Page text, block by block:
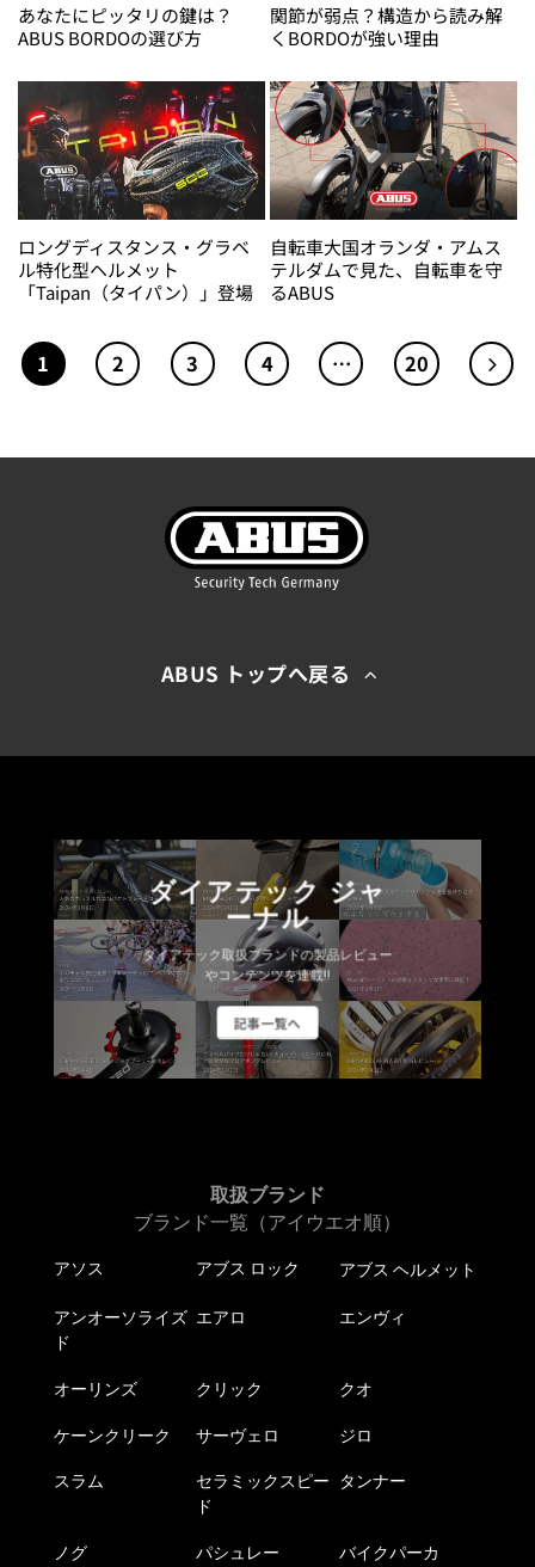
あなたにピッタリの鍵は？
ABUS BORDOの選び方
関節が弱点？構造から読み解
くBORDOが強い理由
ロングディスタンス・グラベ
ル特化型ヘルメット
「Taipan（タイパン）」登場
自転車大国オランダ・アムス
テルダムで見た、自転車を守
るABUS
1 2 3 4 … 20
ABUS トップへ戻る
ダイアテック ジャ
ーナル
ダイアテック取扱ブランドの製品レビュー
やコンテンツを連載!!
記事一覧へ
取扱ブランド
ブランド一覧（アイウエオ順）
アソス アブス ロック アブス ヘルメット
アンオーソライズ
ド
エアロ エンヴィ
オーリンズ クリック クオ
ケーンクリーク サーヴェロ ジロ
スラム
セラミックスピー
ド
タンナー
ノグ パシュレー バイクパーカ